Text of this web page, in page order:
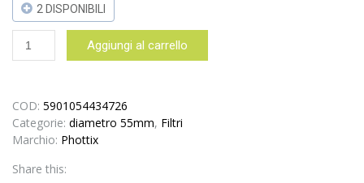
2 DISPONIBILI
Phottix
MC
Slim
-
a
Aggiungi al carrello
COD: 5901054434726
Categorie: diametro 55mm, Filtri
Marchio: Phottix
Share this: